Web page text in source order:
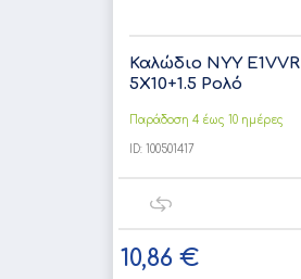
Καλώδιο NYY E1VVR
5X10+1.5 Ρολό
Παράδοση 4 έως 10 ημέρες
ID: 100501417
10,86 €